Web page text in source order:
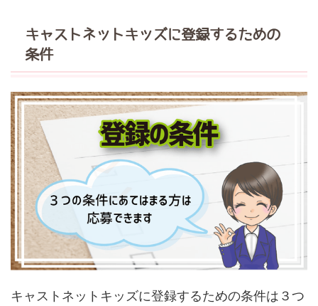
キャストネットキッズに登録するための
条件
キャストネットキッズに登録するための条件は３つ